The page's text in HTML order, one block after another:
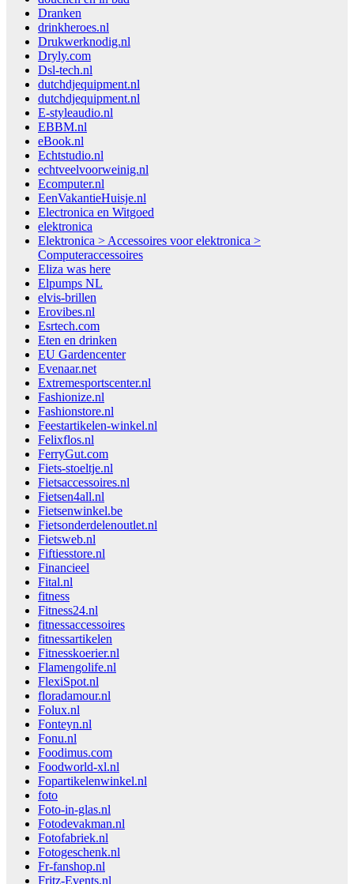
Dranken
drinkheroes.nl
Drukwerknodig.nl
Dryly.com
Dsl-tech.nl
dutchdjequipment.nl
dutchdjequipment.nl
E-styleaudio.nl
EBBM.nl
eBook.nl
Echtstudio.nl
echtveelvoorweinig.nl
Ecomputer.nl
EenVakantieHuisje.nl
Electronica en Witgoed
elektronica
Elektronica > Accessoires voor elektronica >
Computeraccessoires
Eliza was here
Elpumps NL
elvis-brillen
Erovibes.nl
Esrtech.com
Eten en drinken
EU Gardencenter
Evenaar.net
Extremesportscenter.nl
Fashionize.nl
Fashionstore.nl
Feestartikelen-winkel.nl
Felixflos.nl
FerryGut.com
Fiets-stoeltje.nl
Fietsaccessoires.nl
Fietsen4all.nl
Fietsenwinkel.be
Fietsonderdelenoutlet.nl
Fietsweb.nl
Fiftiesstore.nl
Financieel
Fital.nl
fitness
Fitness24.nl
fitnessaccessoires
fitnessartikelen
Fitnesskoerier.nl
Flamengolife.nl
FlexiSpot.nl
floradamour.nl
Folux.nl
Fonteyn.nl
Fonu.nl
Foodimus.com
Foodworld-xl.nl
Fopartikelenwinkel.nl
foto
Foto-in-glas.nl
Fotodevakman.nl
Fotofabriek.nl
Fotogeschenk.nl
Fr-fanshop.nl
Fritz-Events.nl